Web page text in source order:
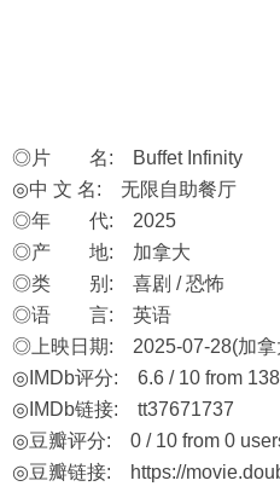
◎片 名: Buffet Infinity
◎中 文 名: 无限自助餐厅
◎年 代: 2025
◎产 地: 加拿大
◎类 别: 喜剧 / 恐怖
◎语 言: 英语
◎上映日期: 2025-07-28(加拿
◎IMDb评分: 6.6 / 10 from
◎IMDb链接: tt37671737
◎豆瓣评分: 0 / 10 from 0
◎豆瓣链接:
https://